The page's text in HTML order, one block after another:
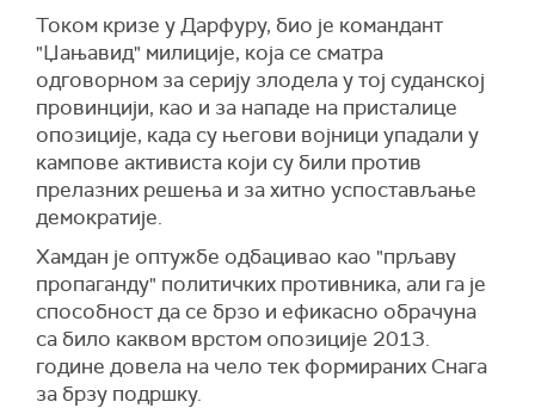
Током кризе у Дарфуру, био је командант
"Џањавид" милиције, која се сматра
одговорном за серију злодела у тој суданској
провинцији, као и за нападе на присталице
опозиције, када су његови војници упадали у
кампове активиста који су били против
прелазних решења и за хитно успостављање
демократије.
Хамдан је оптужбе одбацивао као "прљаву
пропаганду" политичких противника, али га је
способност да се брзо и ефикасно обрачуна
са било каквом врстом опозиције 2013.
године довела на чело тек формираних Снага
за брзу подршку.